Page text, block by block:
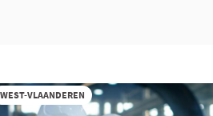
WEST-VLAANDEREN